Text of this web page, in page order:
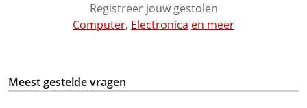
Registreer jouw gestolen
Computer, Electronica en meer
Meest gestelde vragen